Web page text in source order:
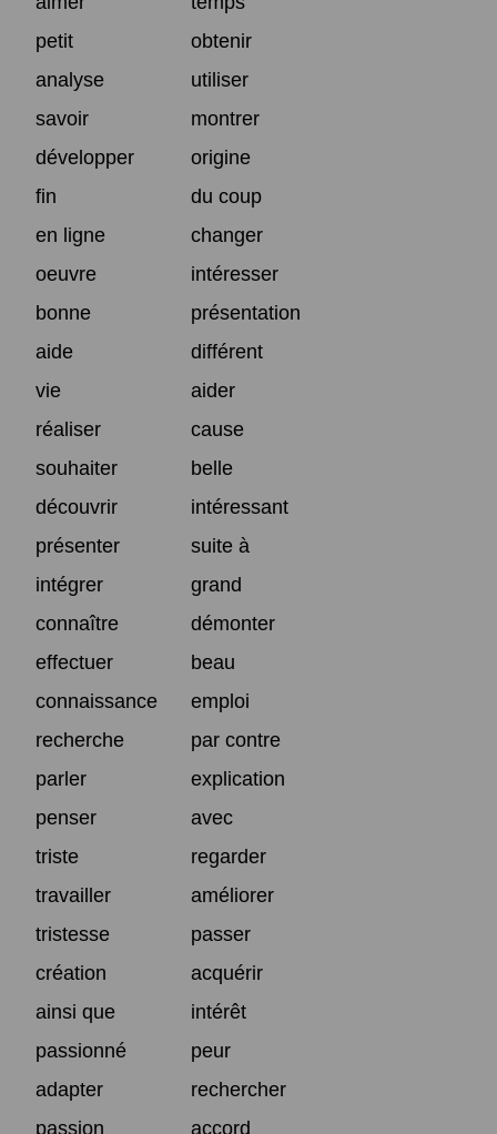
petit
obtenir
analyse
utiliser
savoir
montrer
développer
origine
fin
du coup
en ligne
changer
oeuvre
intéresser
bonne
présentation
aide
différent
vie
aider
réaliser
cause
souhaiter
belle
découvrir
intéressant
présenter
suite à
intégrer
grand
connaître
démonter
effectuer
beau
connaissance
emploi
recherche
par contre
parler
explication
penser
avec
triste
regarder
travailler
améliorer
tristesse
passer
création
acquérir
ainsi que
intérêt
passionné
peur
adapter
rechercher
passion
accord